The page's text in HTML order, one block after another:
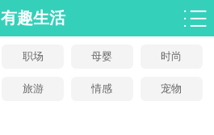
有趣生活
职场 母婴 时尚
旅游 情感 宠物